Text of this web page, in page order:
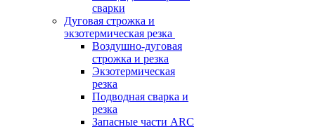
сварки
Дуговая строжка и
экзотермическая резка
Воздушно-дуговая
строжка и резка
Экзотермическая
резка
Подводная сварка и
резка
Запасные части ARC